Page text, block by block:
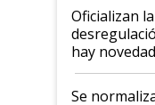
Oficializan
hay
la hidrovía
Se